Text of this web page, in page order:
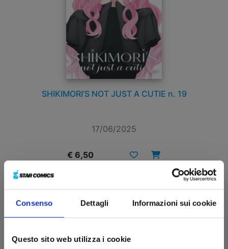
Consenso Dettagli Informazioni sui cookie
Questo sito web utilizza i cookie
SHIKIMORI’S NOT JUST A CUTIE n. 19
17/06/2025
€ 6,50